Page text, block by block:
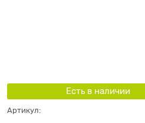
Есть в наличии
Артикул: